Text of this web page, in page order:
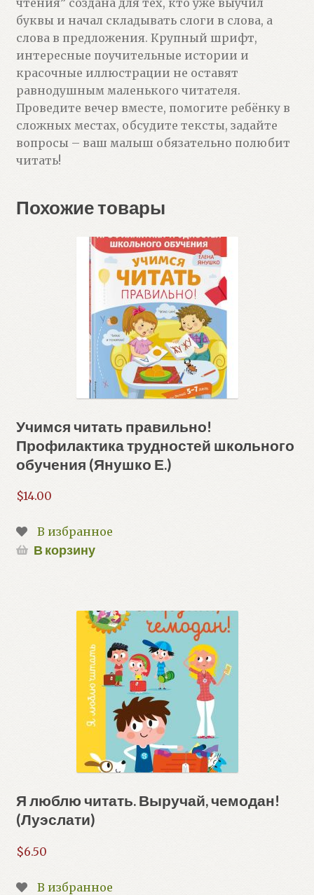
чтения” создана для тех, кто уже выучил
буквы и начал складывать слоги в слова, а
слова в предложения. Крупный шрифт,
интересные поучительные истории и
красочные иллюстрации не оставят
равнодушным маленького читателя.
Проведите вечер вместе, помогите ребёнку в
сложных местах, обсудите тексты, задайте
вопросы – ваш малыш обязательно полюбит
читать!​
Похожие товары
Учимся читать правильно!
Профилактика трудностей школьного
обучения (Янушко Е.)
$14.00
В избранное
В корзину
Я люблю читать. Выручай, чемодан!
(Луэслати)
$6.50
В избранное